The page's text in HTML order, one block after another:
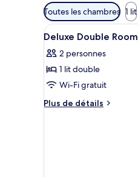
Filtres
disponibles
pour
chambres
Toutes les chambres 1 lit
Afficher
toutes
les
photos
pour
ce
6
Deluxe Double Room
2 personnes
1 lit double
Wi-Fi gratuit
Plus de détails
Plus